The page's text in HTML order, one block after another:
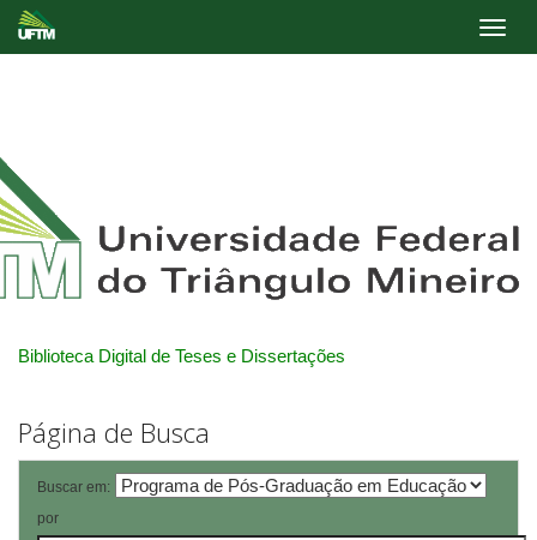
Biblioteca Digital de Teses e Dissertações
Página de Busca
Buscar em:
por